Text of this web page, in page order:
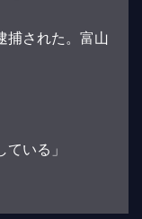
捕された。富山
いる」